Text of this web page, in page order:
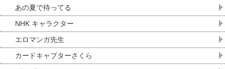
あの夏で待ってる
NHK キャラクター
エロマンガ先生
カードキャプターさくら